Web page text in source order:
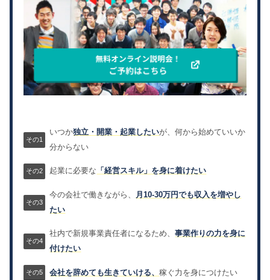
いつか独立・開業・起業したいが、何から始めていいか
分からない
起業に必要な 「経営スキル」を身に着けたい
今の会社で働きながら、
月10-30万円でも収入を増やし
たい
社内で新規事業責任者になるため、事業作りの力を身に
付けたい
会社を辞めても生きていける、稼ぐ力を身につけたい